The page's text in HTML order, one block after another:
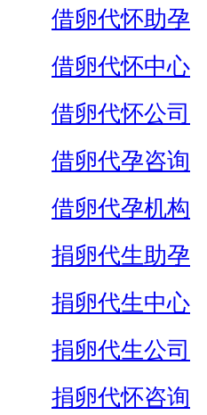
借卵代怀助孕
借卵代怀中心
借卵代怀公司
借卵代孕咨询
借卵代孕机构
捐卵代生助孕
捐卵代生中心
捐卵代生公司
捐卵代怀咨询